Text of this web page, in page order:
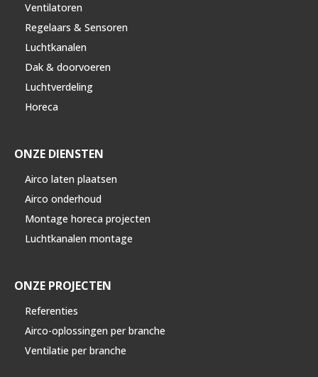
Ventilatoren
Regelaars & Sensoren
Luchtkanalen
Dak & doorvoeren
Luchtverdeling
Horeca
ONZE DIENSTEN
Airco laten plaatsen
Airco onderhoud
Montage horeca projecten
Luchtkanalen montage
ONZE PROJECTEN
Referenties
Airco-oplossingen per branche
Ventilatie per branche